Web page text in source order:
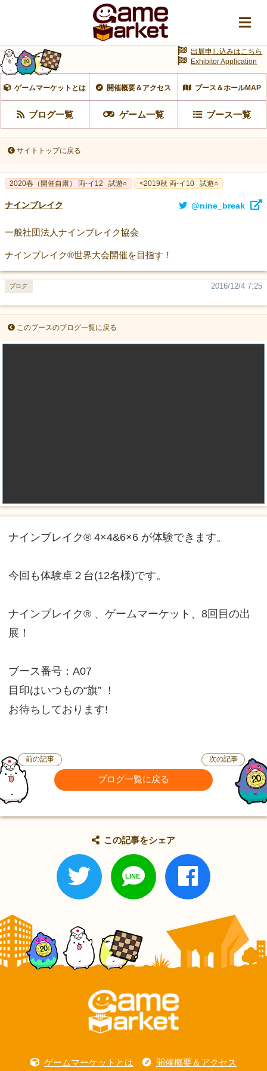
ゲームマーケットとは 開催概要＆アクセス ブース＆ホールMAP
ブログ一覧 ゲーム一覧 ブース一覧
出展申し込みはこちら
Exhibitor Application
サイトトップに戻る
2020春（開催自粛） 両-イ12 試遊○ <2019秋 両-イ10 試遊○
ナインブレイク @nine_break
一般社団法人ナインブレイク協会
ナインブレイク®世界大会開催を目指す！
2016/12/4 7:25
ブログ
このブースのブログ一覧に戻る
ナインブレイク® 4×4&6×6 が体験できます。
今回も体験卓２台(12名様)です。
ナインブレイク® 、ゲームマーケット、8回目の出
展！
ブース番号：A07
目印はいつもの“旗” ！
お待ちしております!
前の記事
ブログ一覧に戻る
次の記事
この記事をシェア
ゲームマーケットとは 開催概要＆アクセス